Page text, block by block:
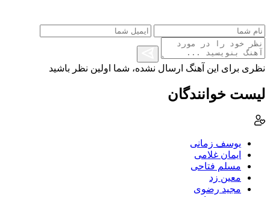
نظری برای این آهنگ ارسال نشده، شما اولین نظر باشید
لیست خوانندگان
یوسف زمانی
ایمان غلامی
مسلم فتاحی
معین زد
مجید رضوی